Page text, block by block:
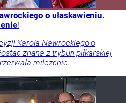
o ułaskawieniu.
Karola Nawrockiego o
znana z trybun piłkarskiej
milczenie.